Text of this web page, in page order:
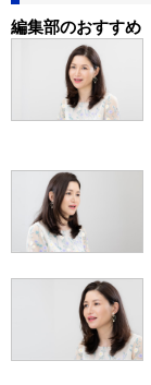
編集部のおすすめ